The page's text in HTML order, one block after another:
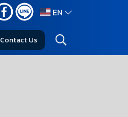
EN
Contact Us